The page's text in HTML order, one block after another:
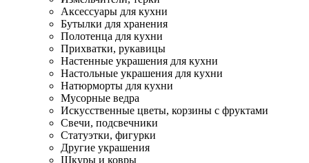
Аксессуары для кухни
Бутылки для хранения
Полотенца для кухни
Прихватки, рукавицы
Настенные украшения для кухни
Настольные украшения для кухни
Натюрморты для кухни
Мусорные ведра
Искусственные цветы, корзины с фруктами
Свечи, подсвечники
Статуэтки, фигурки
Другие украшения
Шкуры и ковры